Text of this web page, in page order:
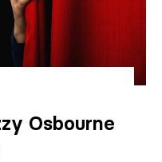
Osbourne